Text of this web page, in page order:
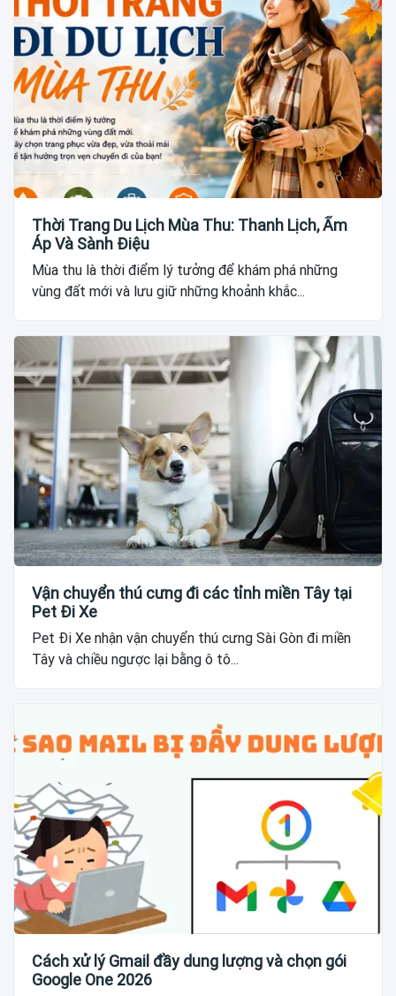
Thời Trang Du Lịch Mùa Thu: Thanh Lịch, Ấm
Áp Và Sành Điệu
Mùa thu là thời điểm lý tưởng để khám phá những
vùng đất mới và lưu giữ những khoảnh khắc...
Vận chuyển thú cưng đi các tỉnh miền Tây tại
Pet Đi Xe
Pet Đi Xe nhận vận chuyển thú cưng Sài Gòn đi miền
Tây và chiều ngược lại bằng ô tô...
Cách xử lý Gmail đầy dung lượng và chọn gói
Google One 2026